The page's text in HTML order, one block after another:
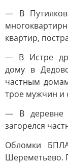
— В
квартир,
— В Истре
дому в
частным
трое мужчин и
— В деревне
загорелся
Обломки
Шереметьево.